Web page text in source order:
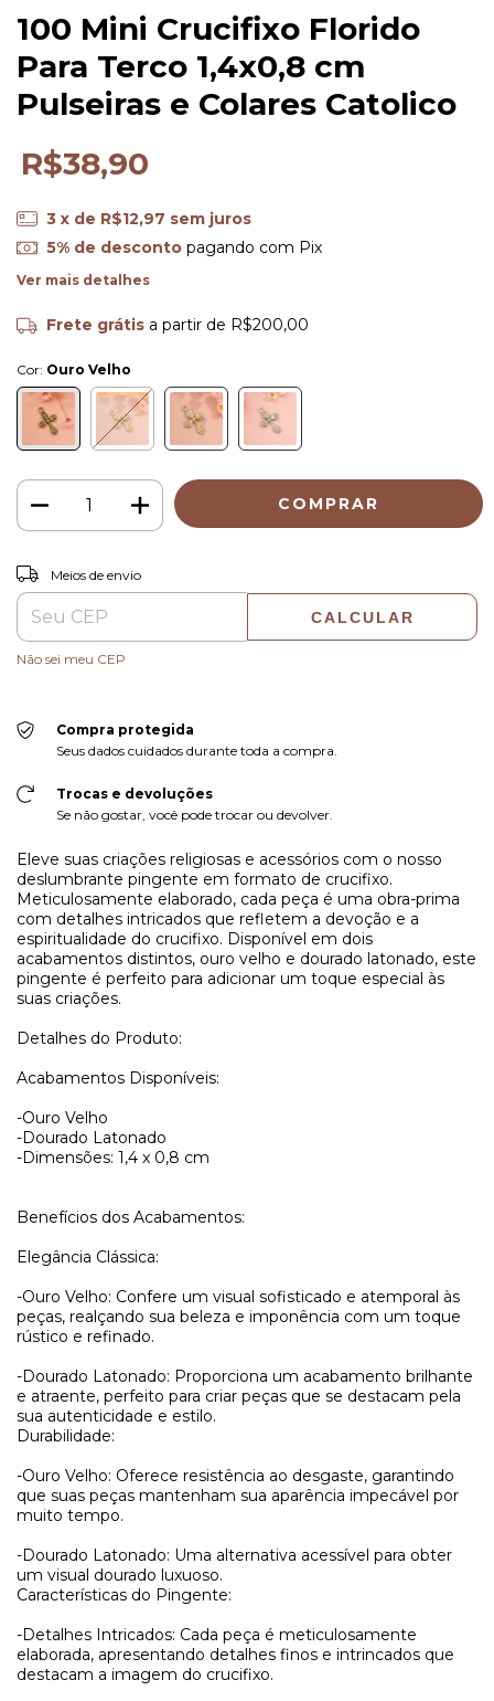
100 Mini Crucifixo Florido
Para Terco 1,4x0,8 cm
Pulseiras e Colares Catolico
R$38,90
3 x de R$12,97 sem juros
5% de descontopagando com Pix
Ver mais detalhes
Frete grátis a partir de R$200,00
Cor: Ouro Velho
Entregas para o CEP:
Meios de envio
CALCULAR
Não sei meu CEP
Compra protegida
Seus dados cuidados durante toda a compra.
Trocas e devoluções
Se não gostar, você pode trocar ou devolver.
Eleve suas criações religiosas e acessórios com o nosso
deslumbrante pingente em formato de crucifixo.
Meticulosamente elaborado, cada peça é uma obra-prima
com detalhes intricados que refletem a devoção e a
espiritualidade do crucifixo. Disponível em dois
acabamentos distintos, ouro velho e dourado latonado, este
pingente é perfeito para adicionar um toque especial às
suas criações.
Detalhes do Produto:
Acabamentos Disponíveis:
-Ouro Velho
-Dourado Latonado
-Dimensões: 1,4 x 0,8 cm
Benefícios dos Acabamentos:
Elegância Clássica:
-Ouro Velho: Confere um visual sofisticado e atemporal às
peças, realçando sua beleza e imponência com um toque
rústico e refinado.
-Dourado Latonado: Proporciona um acabamento brilhante
e atraente, perfeito para criar peças que se destacam pela
sua autenticidade e estilo.
Durabilidade:
-Ouro Velho: Oferece resistência ao desgaste, garantindo
que suas peças mantenham sua aparência impecável por
muito tempo.
-Dourado Latonado: Uma alternativa acessível para obter
um visual dourado luxuoso.
Características do Pingente:
-Detalhes Intricados: Cada peça é meticulosamente
elaborada, apresentando detalhes finos e intrincados que
destacam a imagem do crucifixo.